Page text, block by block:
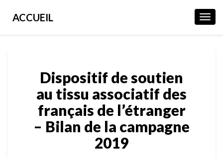
ACCUEIL
Dispositif de soutien
au tissu associatif des
français de l’étranger
– Bilan de la campagne
2019